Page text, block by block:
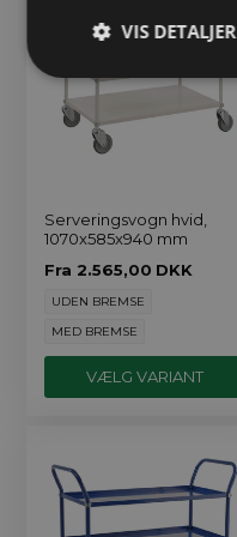
Serveringsvogn hvid,
1070x585x940 mm
Fra 2.565,00 DKK
UDEN BREMSE
MED BREMSE
VÆLG VARIANT
VIS DETALJER